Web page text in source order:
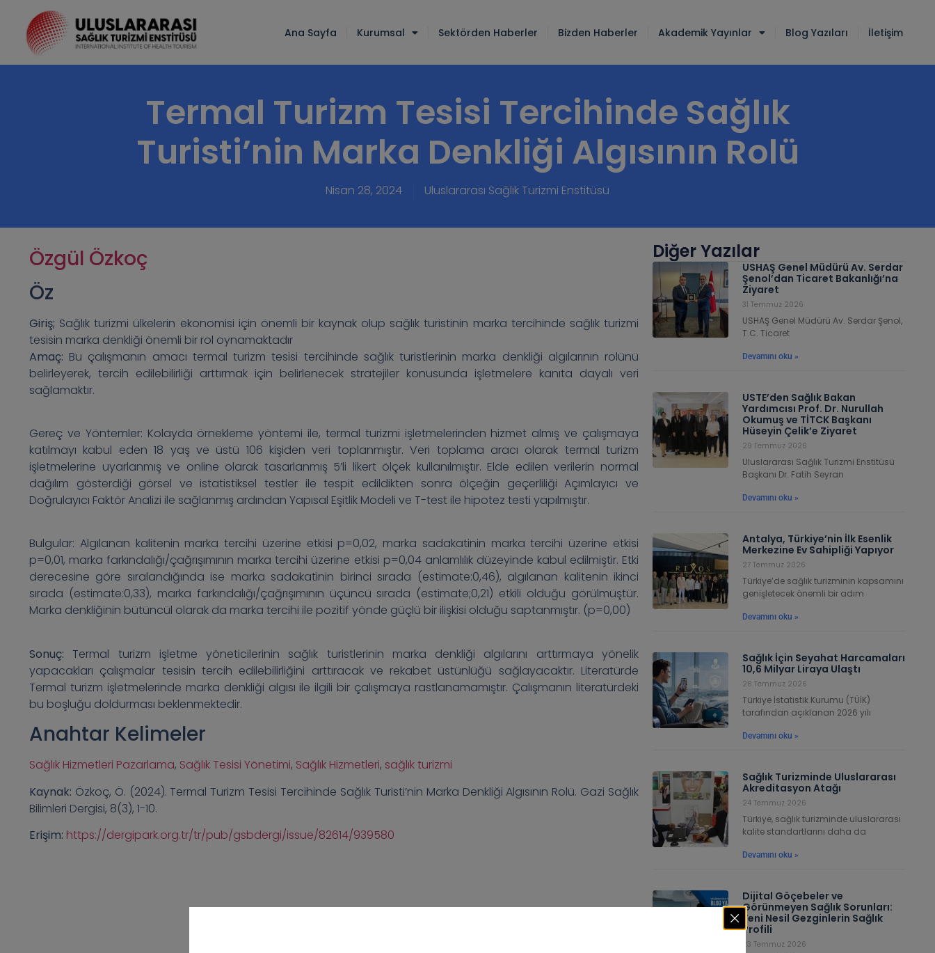
Ana Sayfa Kurumsal Sektörden Haberler Bizden Haberler Akademik Yayınlar Blog Yazıları İletişim
Termal Turizm Tesisi Tercihinde Sağlık
Turisti’nin Marka Denkliği Algısının Rolü
Nisan 28, 2024 Uluslararası Sağlık Turizmi Enstitüsü
Özgül Özkoç
Öz
Giriş; Sağlık turizmi ülkelerin ekonomisi için önemli bir kaynak olup sağlık turistinin marka tercihinde sağlık turizmi
tesisin marka denkliği önemli bir rol oynamaktadır
Amaç: Bu çalışmanın amacı termal turizm tesisi tercihinde sağlık turistlerinin marka denkliği algılarının rolünü
belirleyerek, tercih edilebilirliği arttırmak için belirlenecek stratejiler konusunda işletmelere kanıta dayalı veri
sağlamaktır.
Gereç ve Yöntemler: Kolayda örnekleme yöntemi ile, termal turizmi işletmelerinden hizmet almış ve çalışmaya
katılmayı kabul eden 18 yaş ve üstü 106 kişiden veri toplanmıştır. Veri toplama aracı olarak termal turizm
işletmelerine uyarlanmış ve online olarak tasarlanmış 5’li likert ölçek kullanılmıştır. Elde edilen verilerin normal
dağılım gösterdiği görsel ve istatistiksel testler ile tespit edildikten sonra ölçeğin geçerliliği Açımlayıcı ve
Doğrulayıcı Faktör Analizi ile sağlanmış ardından Yapısal Eşitlik Modeli ve T-test ile hipotez testi yapılmıştır.
Bulgular: Algılanan kalitenin marka tercihi üzerine etkisi p=0,02, marka sadakatinin marka tercihi üzerine etkisi
p=0,01, marka farkındalığı/çağrışımının marka tercihi üzerine etkisi p=0,04 anlamlılık düzeyinde kabul edilmiştir. Etki
derecesine göre sıralandığında ise marka sadakatinin birinci sırada (estimate:0,46), algılanan kalitenin ikinci
sırada (estimate:0,33), marka farkındalığı/çağrışımının üçüncü sırada (estimate;0,21) etkili olduğu görülmüştür.
Marka denkliğinin bütüncül olarak da marka tercihi ile pozitif yönde güçlü bir ilişkisi olduğu saptanmıştır. (p=0,00)
Sonuç:Termal turizm işletme yöneticilerinin sağlık turistlerinin marka denkliği algılarını arttırmaya yönelik
yapacakları çalışmalar tesisin tercih edilebilirliğini arttıracak ve rekabet üstünlüğü sağlayacaktır. Literatürde
Termal turizm işletmelerinde marka denkliği algısı ile ilgili bir çalışmaya rastlanamamıştır. Çalışmanın literatürdeki
bu boşluğu doldurması beklenmektedir.
Anahtar Kelimeler
Sağlık Hizmetleri Pazarlama, Sağlık Tesisi Yönetimi, Sağlık Hizmetleri, sağlık turizmi
Kaynak: Özkoç, Ö. (2024). Termal Turizm Tesisi Tercihinde Sağlık Turisti’nin Marka Denkliği Algısının Rolü. Gazi Sağlık
Bilimleri Dergisi, 8(3), 1-10.
Erişim: https://dergipark.org.tr/tr/pub/gsbdergi/issue/82614/939580
Diğer Yazılar
USHAŞ Genel Müdürü Av. Serdar
Şenol’dan Ticaret Bakanlığı’na
Ziyaret
31 Temmuz 2026
USHAŞ Genel Müdürü Av. Serdar Şenol,
T.C. Ticaret
Devamını oku »
USTE’den Sağlık Bakan
Yardımcısı Prof. Dr. Nurullah
Okumuş ve TİTCK Başkanı
Hüseyin Çelik’e Ziyaret
29 Temmuz 2026
Uluslararası Sağlık Turizmi Enstitüsü
Başkanı Dr. Fatih Seyran
Devamını oku »
Antalya, Türkiye’nin İlk Esenlik
Merkezine Ev Sahipliği Yapıyor
27 Temmuz 2026
Türkiye’de sağlık turizminin kapsamını
genişletecek önemli bir adım
Devamını oku »
Sağlık İçin Seyahat Harcamaları
10,6 Milyar Liraya Ulaştı
26 Temmuz 2026
Türkiye İstatistik Kurumu (TÜİK)
tarafından açıklanan 2026 yılı
Devamını oku »
Sağlık Turizminde Uluslararası
Akreditasyon Atağı
24 Temmuz 2026
Türkiye, sağlık turizminde uluslararası
kalite standartlarını daha da
Devamını oku »
Dijital Göçebeler ve
Görünmeyen Sağlık Sorunları:
Yeni Nesil Gezginlerin Sağlık
Profili
23 Temmuz 2026